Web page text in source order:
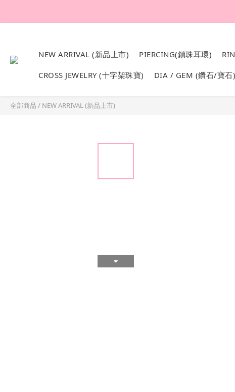
NEW ARRIVAL (新品上市) PIERCING(鎖珠耳環)
CROSS JEWELRY (十字架珠寶) DIA / GEM (鑽石/寶石)
全部商品 / NEW ARRIVAL (新品上市)